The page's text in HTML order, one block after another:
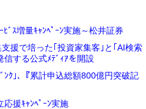
ﾋﾞｽ増量ｷｬﾝﾍﾟｰﾝ実施～松井証券
支援で培った｢投資家集客｣と｢AI検索
する公式ﾒﾃﾞｨｱを開設
ﾞﾝｸ｣､『累計申込総額800億円突破記
応援ｷｬﾝﾍﾟｰﾝ実施